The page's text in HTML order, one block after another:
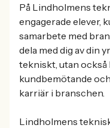
På Lindholmens
engagerade elever,
samarbete med
dela med dig av din
tekniskt, utan
kundbemötande
karriär i branschen.
Lindholmens